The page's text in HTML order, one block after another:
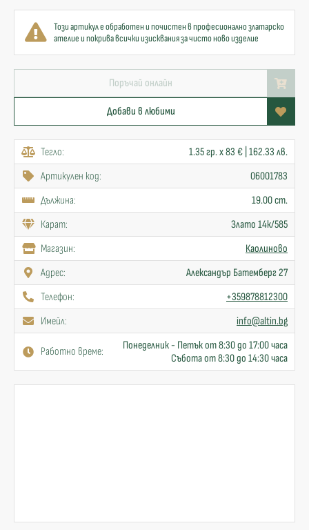
Този артикул е обработен и почистен в професионално златарско
ателие и покрива всички изисквания за чисто ново изделие
Поръчай онлайн
Добави в любими
Тегло:
1.35 гр. x 83 € | 162.33 лв.
Артикулен код:
06001783
Дължина:
19.00 cm.
Карат:
Злато 14к/585
Mагазин:
Каолиново
Адрес:
Александър Батемберг 27
Телефон:
+359878812300
Имейл:
info@altin.bg
Работно време:
Понеделник - Петък от 8:30 до 17:00 часа
Събота от 8:30 до 14:30 часа